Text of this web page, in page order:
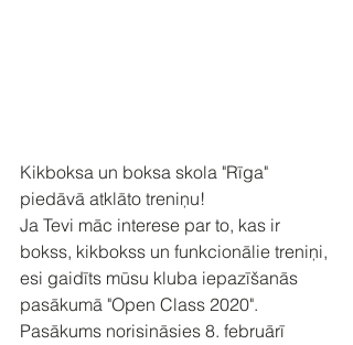
Kikboksa un boksa skola "Rīga"
piedāvā atklāto treniņu!
Ja Tevi māc interese par to, kas ir
bokss, kikbokss un funkcionālie treniņi,
esi gaidīts mūsu kluba iepazīšanās
pasākumā "Open Class 2020".
Pasākums norisināsies 8. februārī